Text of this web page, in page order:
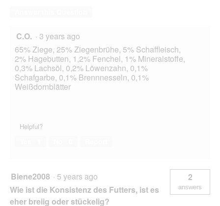
C.O. · 3 years ago
65% Ziege, 25% Ziegenbrühe, 5% Schaffleisch,
2% Hagebutten, 1,2% Fenchel, 1% Mineralstoffe,
0,3% Lachsöl, 0,2% Löwenzahn, 0,1%
Schafgarbe, 0,1% Brennnesseln, 0,1%
Weißdornblätter
Helpful?
Biene2008 · 5 years ago
Wie ist die Konsistenz des Futters, ist es
eher breiig oder stückelig?
2
answers